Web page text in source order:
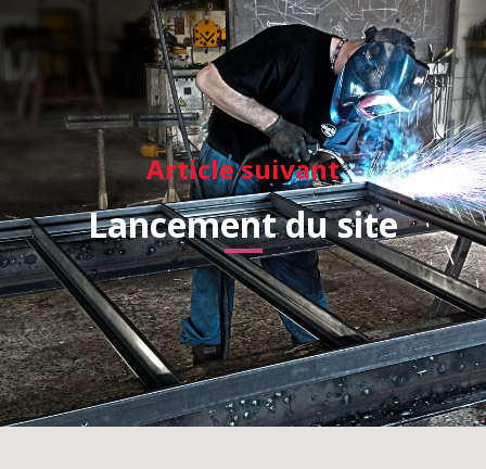
Article suivant
Lancement du site